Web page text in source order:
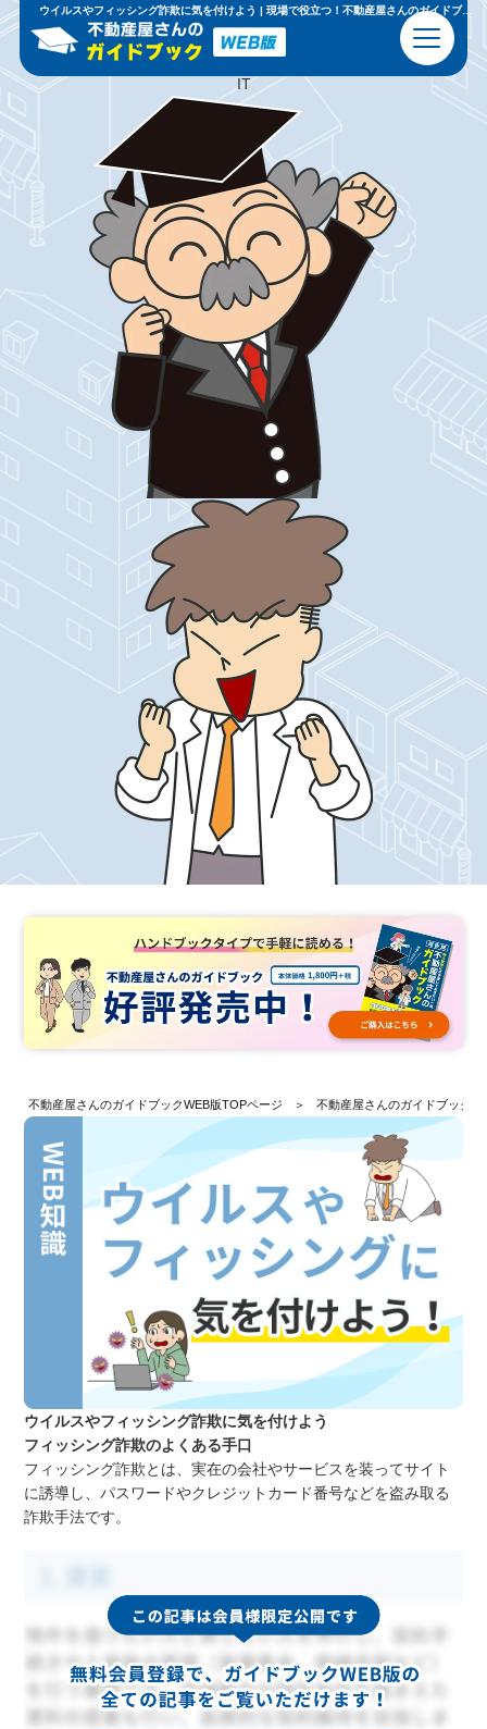
ウイルスやフィッシング詐欺に気を付けよう | 現場で役立つ！不動産屋さんのガイドブック【WEB版】
現場で恥をかかないための 基礎知識と心得
ビジネスマナー
不動産の基本
IT
不動産屋さんのガイドブックWEB版TOPページ 不動産屋さんのガイドブック
ウイルスやフィッシング詐欺に気を付けよう
フィッシング詐欺のよくある手口
フィッシング詐欺とは、実在の会社やサービスを装ってサイト
に誘導し、パスワードやクレジットカード番号などを盗み取る
詐欺手法です。